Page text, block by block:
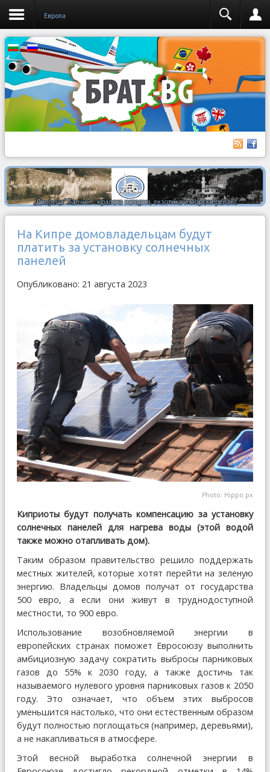
Европа
На Кипре домовладельцам будут
платить за установку солнечных
панелей
Опубликовано: 21 августа 2023
Photo: Hippo px
Киприоты будут получать компенсацию за установку
солнечных панелей для нагрева воды (этой водой
также можно отапливать дом).
Таким образом правительство решило поддержать
местных жителей, которые хотят перейти на зеленую
энергию. Владельцы домов получат от государства
500 евро, а если они живут в труднодоступной
местности, то 900 евро.
Использование возобновляемой энергии в
европейских странах поможет Евросоюзу выполнить
амбициозную задачу сократить выбросы парниковых
газов до 55% к 2030 году, а также достичь так
называемого нулевого уровня парниковых газов к 2050
году. Это означает, что объем этих выбросов
уменьшится настолько, что они естественным образом
будут полностью поглощаться (например, деревьями),
а не накапливаться в атмосфере.
Этой весной выработка солнечной энергии в